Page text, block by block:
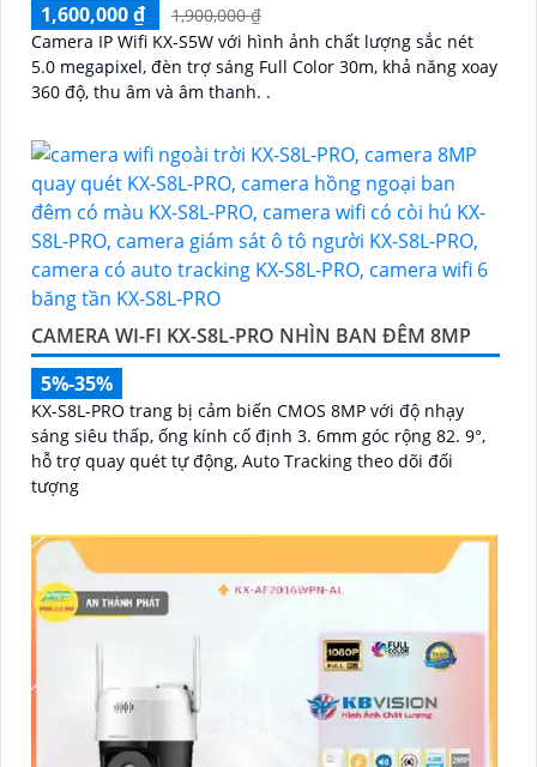
1,600,000 ₫
1,900,000 ₫
Camera IP Wifi KX-S5W với hình ảnh chất lượng sắc nét
5.0 megapixel, đèn trợ sáng Full Color 30m, khả năng xoay
360 độ, thu âm và âm thanh. .
CAMERA WI-FI KX-S8L-PRO NHÌN BAN ĐÊM 8MP
5%-35%
KX-S8L-PRO trang bị cảm biến CMOS 8MP với độ nhạy
sáng siêu thấp, ống kính cố định 3. 6mm góc rộng 82. 9°,
hỗ trợ quay quét tự động, Auto Tracking theo dõi đối
tượng